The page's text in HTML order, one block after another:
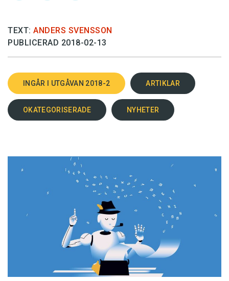
TEXT: ANDERS SVENSSON
PUBLICERAD 2018-02-13
INGÅR I UTGÅVAN 2018-2 ARTIKLAR
OKATEGORISERADE NYHETER